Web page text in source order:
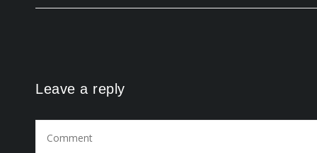
Leave a reply